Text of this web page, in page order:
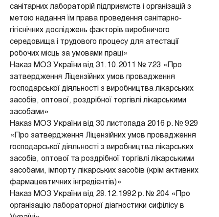
санітарних лабораторій підприємств і організацій з
метою надання їм права проведення санітарно-
гігієнічних досліджень факторів виробничого
середовища і трудового процесу для атестації
робочих місць за умовами праці»
Наказ МОЗ України від 31.10.2011 № 723 «Про
затвердження Ліцензійних умов провадження
господарської діяльності з виробництва лікарських
засобів, оптової, роздрібної торгівлі лікарськими
засобами»
Наказ МОЗ України від 30 листопада 2016 р. № 929
«Про затвердження Ліцензійних умов провадження
господарської діяльності з виробництва лікарських
засобів, оптової та роздрібної торгівлі лікарськими
засобами, імпорту лікарських засобів (крім активних
фармацевтичних інгредієнтів)»
Наказ МОЗ України від 29.12.1992 р. № 204 «Про
організацію лабораторної діагностики сифілісу в